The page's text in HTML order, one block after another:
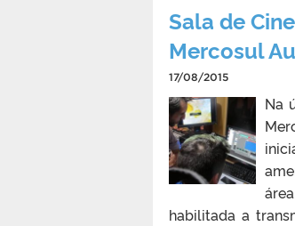
Sala de
Mercosul
17/08/2015
Na
habilitada a